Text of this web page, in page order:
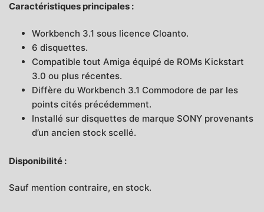
Caractéristiques principales :
Workbench 3.1 sous licence Cloanto.
6 disquettes.
Compatible tout Amiga équipé de ROMs Kickstart
3.0 ou plus récentes.
Diffère du Workbench 3.1 Commodore de par les
points cités précédemment.
Installé sur disquettes de marque SONY provenants
d’un ancien stock scellé.
Disponibilité :
Sauf mention contraire, en stock.